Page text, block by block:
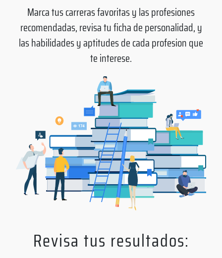
Marca tus carreras favoritas y las profesiones
recomendadas, revisa tu ficha de personalidad, y
las habilidades y aptitudes de cada profesion que
te interese.
Revisa tus resultados: